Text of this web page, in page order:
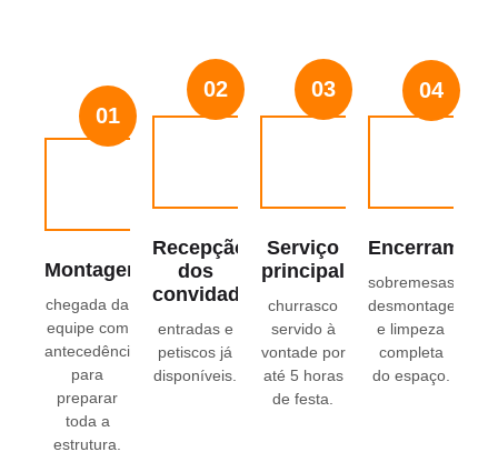
Montagem
chegada da
equipe com
antecedência
para
preparar
toda a
estrutura.
01
Recepção
dos
convidados
entradas e
petiscos já
disponíveis.
02
Serviço
principal
churrasco
servido à
vontade por
até 5 horas
de festa.
03
sobremesas,
desmontagem
e limpeza
completa
do espaço.
04